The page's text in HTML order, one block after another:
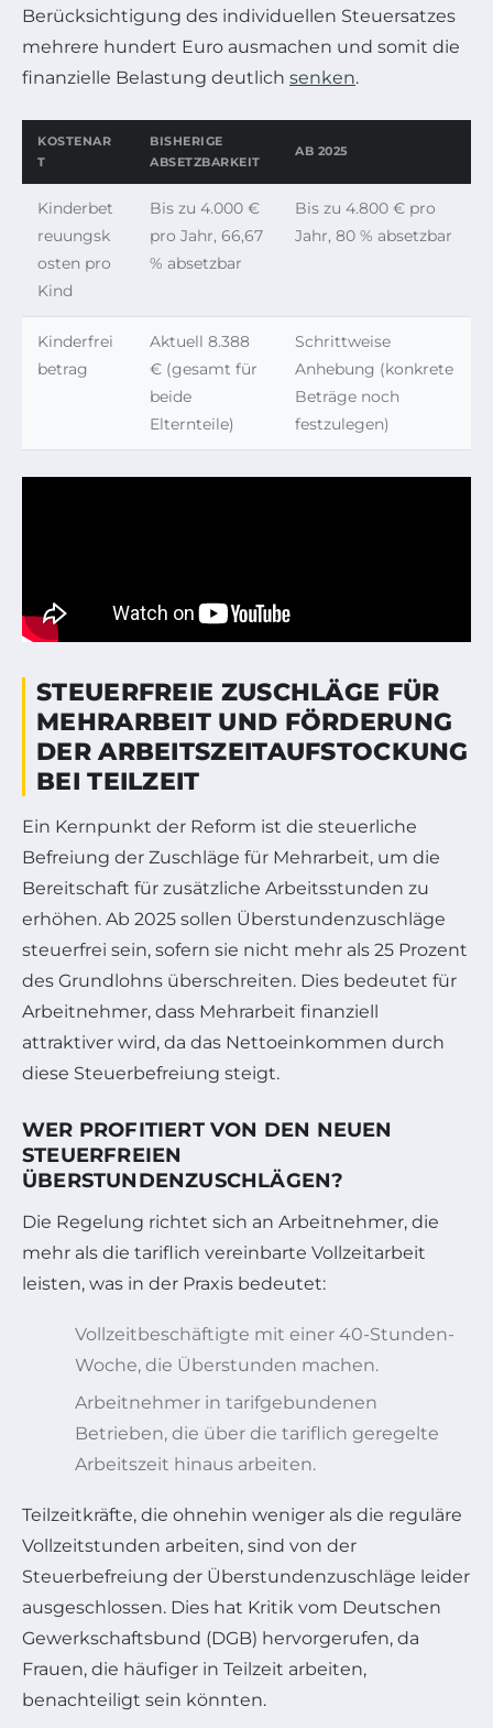
Berücksichtigung des individuellen Steuersatzes
mehrere hundert Euro ausmachen und somit die
finanzielle Belastung deutlich senken.
KOSTENAR
T
BISHERIGE
ABSETZBARKEIT
AB 2025
Kinderbet
reuungsk
osten pro
Kind
Bis zu 4.000 €
pro Jahr, 66,67
% absetzbar
Bis zu 4.800 € pro
Jahr, 80 % absetzbar
Kinderfrei
betrag
Aktuell 8.388
€ (gesamt für
beide
Elternteile)
Schrittweise
Anhebung (konkrete
Beträge noch
festzulegen)
STEUERFREIE ZUSCHLÄGE FÜR
MEHRARBEIT UND FÖRDERUNG
DER ARBEITSZEITAUFSTOCKUNG
BEI TEILZEIT
Ein Kernpunkt der Reform ist die steuerliche
Befreiung der Zuschläge für Mehrarbeit, um die
Bereitschaft für zusätzliche Arbeitsstunden zu
erhöhen. Ab 2025 sollen Überstundenzuschläge
steuerfrei sein, sofern sie nicht mehr als 25 Prozent
des Grundlohns überschreiten. Dies bedeutet für
Arbeitnehmer, dass Mehrarbeit finanziell
attraktiver wird, da das Nettoeinkommen durch
diese Steuerbefreiung steigt.
WER PROFITIERT VON DEN NEUEN
STEUERFREIEN
ÜBERSTUNDENZUSCHLÄGEN?
Die Regelung richtet sich an Arbeitnehmer, die
mehr als die tariflich vereinbarte Vollzeitarbeit
leisten, was in der Praxis bedeutet:
Vollzeitbeschäftigte mit einer 40-Stunden-
Woche, die Überstunden machen.
Arbeitnehmer in tarifgebundenen
Betrieben, die über die tariflich geregelte
Arbeitszeit hinaus arbeiten.
Teilzeitkräfte, die ohnehin weniger als die reguläre
Vollzeitstunden arbeiten, sind von der
Steuerbefreiung der Überstundenzuschläge leider
ausgeschlossen. Dies hat Kritik vom Deutschen
Gewerkschaftsbund (DGB) hervorgerufen, da
Frauen, die häufiger in Teilzeit arbeiten,
benachteiligt sein könnten.